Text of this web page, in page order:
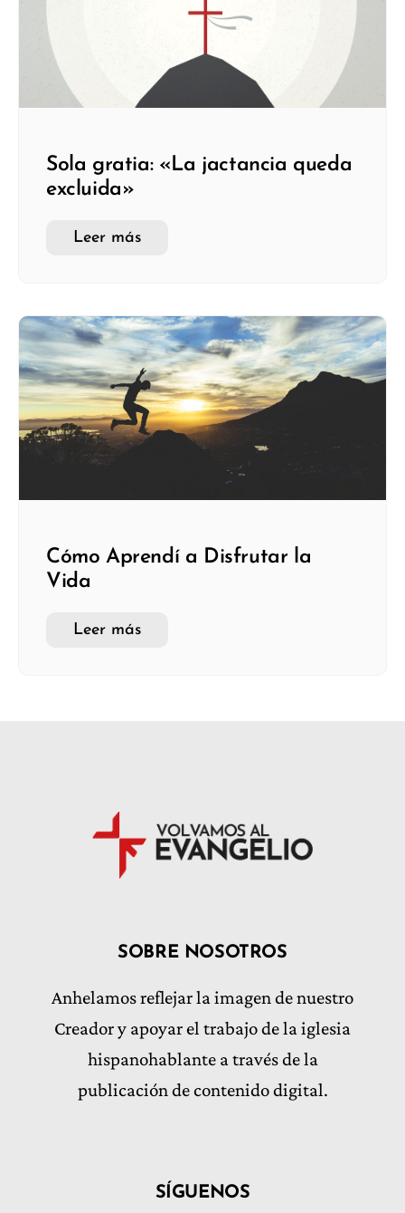
Sola gratia: «La jactancia queda
excluida»
Leer más
Cómo Aprendí a Disfrutar la
Vida
Leer más
SOBRE NOSOTROS
Anhelamos reflejar la imagen de nuestro
Creador y apoyar el trabajo de la iglesia
hispanohablante a través de la
publicación de contenido digital.
SÍGUENOS